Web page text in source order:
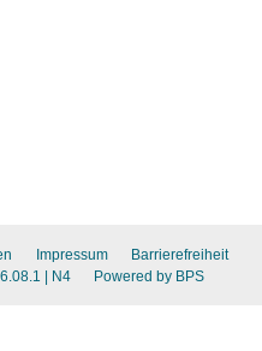
Impressum
Barrierefreiheit
| N4 Powered by BPS